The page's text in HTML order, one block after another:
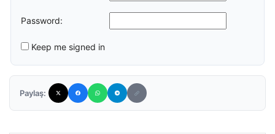
Password:
Keep me signed in
Paylaş: